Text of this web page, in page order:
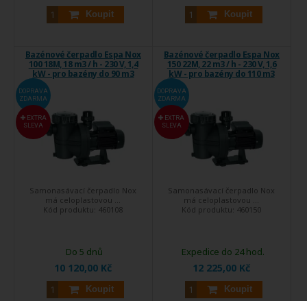
Koupit Koupit
Bazénové čerpadlo Espa Nox
100 18M, 18 m3 / h - 230 V, 1,4
kW - pro bazény do 90 m3
DOPRAVA
ZDARMA
EXTRA
SLEVA
Samonasávací čerpadlo Nox
má celoplastovou ...
Kód produktu: 460108
10 120,00 Kč
Koupit
Do 5 dnů
Bazénové čerpadlo Espa Nox
150 22M, 22 m3 / h - 230 V, 1,6
kW - pro bazény do 110 m3
DOPRAVA
ZDARMA
EXTRA
SLEVA
Samonasávací čerpadlo Nox
má celoplastovou ...
Kód produktu: 460150
12 225,00 Kč
Koupit
Expedice do 24 hod.